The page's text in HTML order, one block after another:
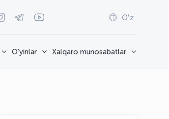
O'z
O'yinlar Xalqaro munosabatlar